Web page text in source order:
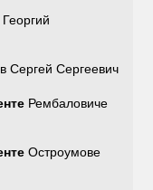
Сергей Сергеевич
Рембаловиче
Остроумове